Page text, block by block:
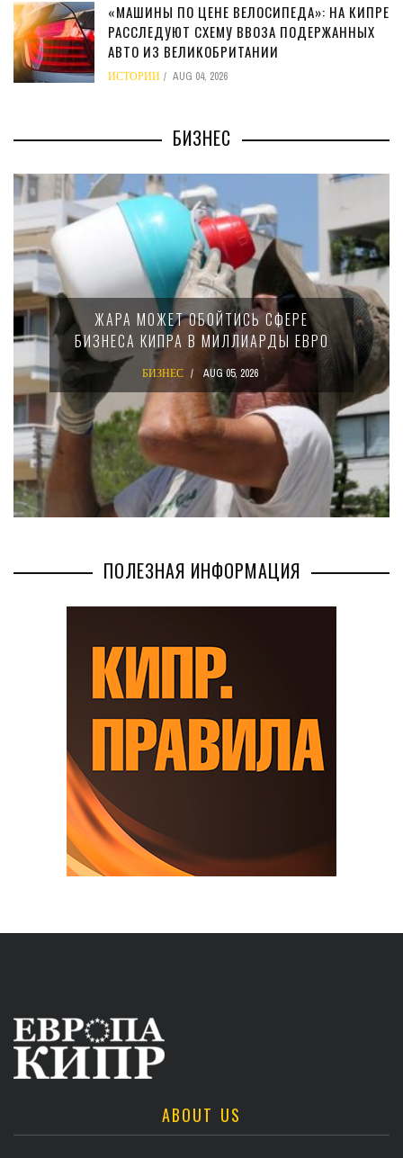
«МАШИНЫ ПО ЦЕНЕ ВЕЛОСИПЕДА»: НА КИПРЕ
РАССЛЕДУЮТ СХЕМУ ВВОЗА ПОДЕРЖАННЫХ
АВТО ИЗ ВЕЛИКОБРИТАНИИ
ИСТОРИИ AUG 04, 2026
БИЗНЕС
ЖАРА МОЖЕТ ОБОЙТИСЬ СФЕРЕ
БИЗНЕСА КИПРА В МИЛЛИАРДЫ ЕВРО
БИЗНЕС AUG 05, 2026
ПОЛЕЗНАЯ ИНФОРМАЦИЯ
ABOUT US